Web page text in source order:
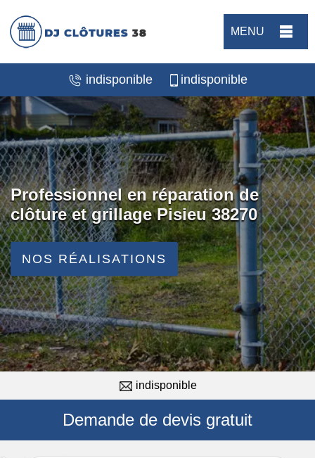
MENU
indisponible indisponible
Professionnel en réparation de
clôture et grillage Pisieu 38270
NOS RÉALISATIONS
indisponible
Demande de devis gratuit